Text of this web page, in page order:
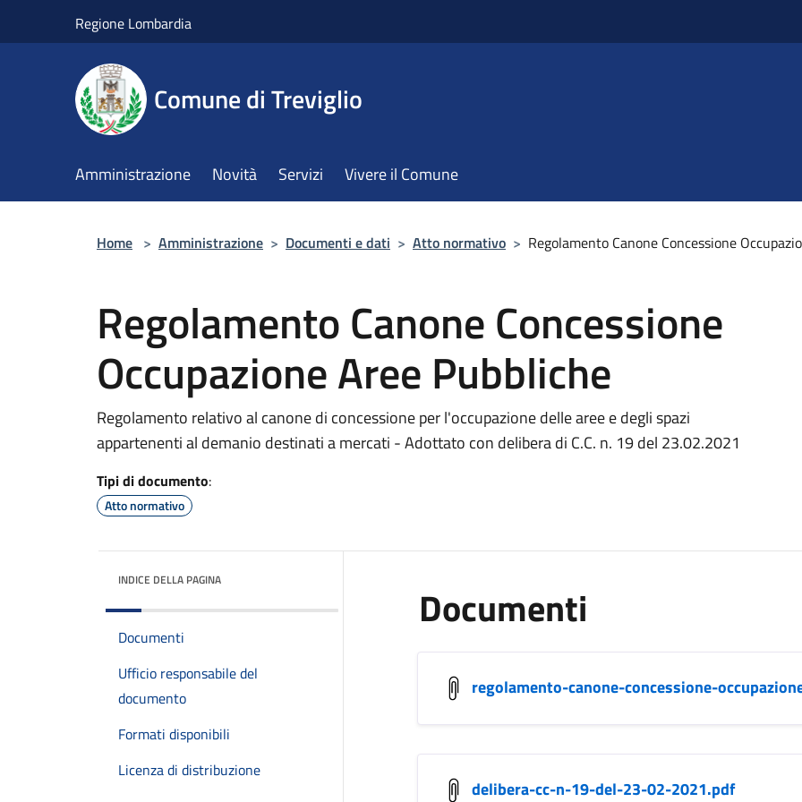
Regione Lombardia
Comune di Treviglio
Amministrazione Novità Servizi Vivere il Comune
Home > Amministrazione > Documenti e dati > Atto normativo > Regolamento Canone Concessione
Regolamento Canone Concessione
Occupazione Aree Pubbliche
Regolamento relativo al canone di concessione per l'occupazione delle aree e degli spazi
appartenenti al demanio destinati a mercati - Adottato con delibera di C.C. n. 19 del 23.02.2021
Tipi di documento:
Atto normativo
INDICE DELLA PAGINA
Documenti
Ufficio responsabile del
documento
Formati disponibili
Licenza di distribuzione
Documenti
regolamento-canone-concessione-
delibera-cc-n-19-del-23-02-2021.pdf